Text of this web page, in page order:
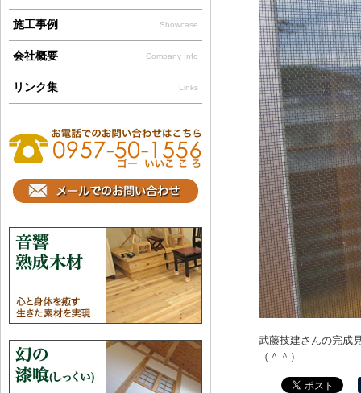
武藤技建さんの完成
（＾＾）
施工事例 Showcase
会社概要 Company Info
リンク集 Links